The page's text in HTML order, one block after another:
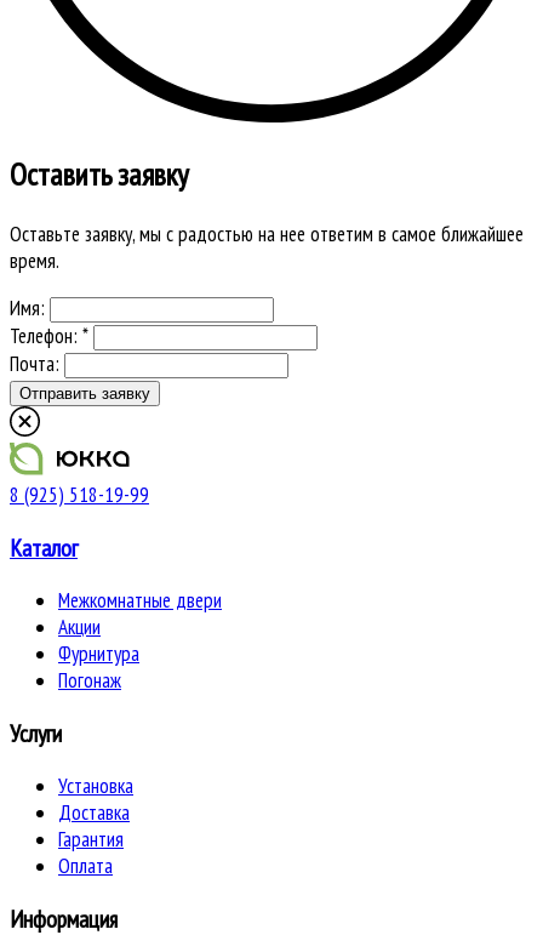
Оставить заявку
Оставьте заявку, мы с радостью на нее ответим в самое ближайшее
время.
Имя:
Телефон: *
Почта:
8 (925) 518-19-99
Каталог
Межкомнатные двери
Акции
Фурнитура
Погонаж
Услуги
Установка
Доставка
Гарантия
Оплата
Информация